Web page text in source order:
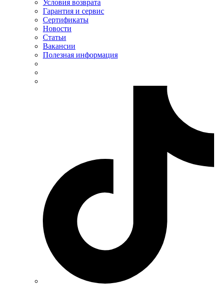
Условия возврата
Гарантия и сервис
Сертификаты
Новости
Статьи
Вакансии
Полезная информация